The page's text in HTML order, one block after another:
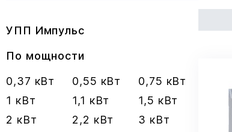
УПП Импульс
По мощности
0,37 кВт
0,55 кВт
0,75 кВт
1 кВт
1,1 кВт
1,5 кВт
2 кВт
2,2 кВт
3 кВт